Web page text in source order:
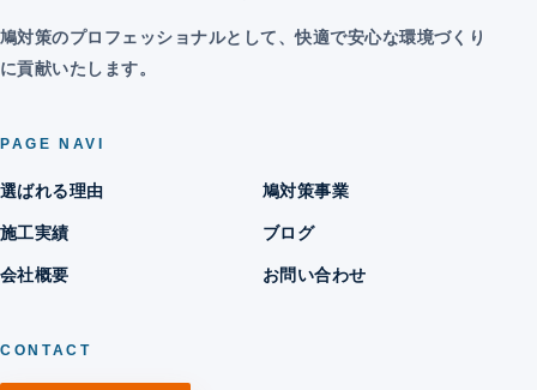
鳩対策のプロフェッショナルとして、快適で安心な環境づくり
に貢献いたします。
PAGE NAVI
選ばれる理由 鳩対策事業
施工実績 ブログ
会社概要 お問い合わせ
CONTACT